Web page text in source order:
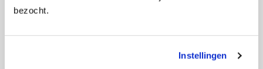
bezocht.
Instellingen
De goedkoopste woonverzekeringen